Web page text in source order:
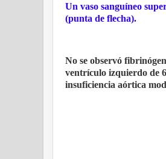
Un vaso sanguíneo
(punta de flecha).
No se observó
ventrículo izquierdo de
insuficiencia aórtica